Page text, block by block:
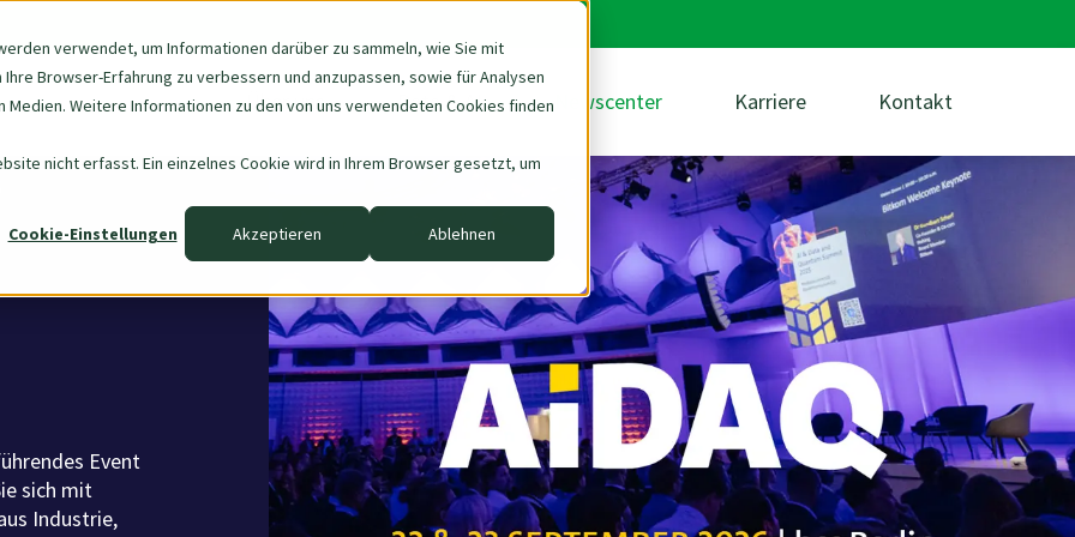
verwendet, um Informationen darüber zu sammeln, wie Sie mit
Browser-Erfahrung zu verbessern und anzupassen, sowie für Analysen
Weitere Informationen zu den von uns verwendeten Cookies finden
nicht erfasst. Ein einzelnes Cookie wird in Ihrem Browser gesetzt, um
Cookie-Einstellungen
Akzeptieren Ablehnen
Navigation
überspringen
Über uns Data & AI Newscenter Karriere Kontakt
Event
sich mit
Industrie,